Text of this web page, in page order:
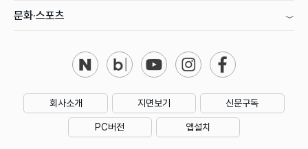
문화·스포츠
회사소개 지면보기 신문구독
PC버전 앱설치